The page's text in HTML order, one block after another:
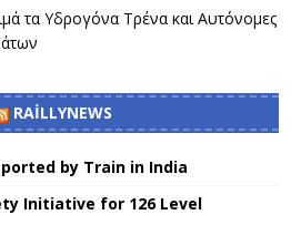
τα Υδρογόνα Τρένα και Αυτόνομες
RAILLYNEWS
by Train in India
Initiative for 126 Level